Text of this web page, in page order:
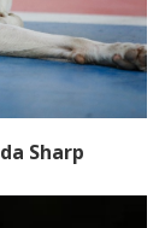
Sharp